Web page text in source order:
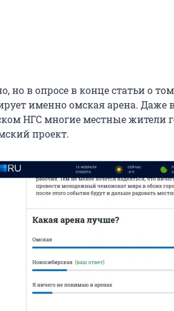
но в опросе в конце статьи о
именно омская арена. Даже
НГС многие местные жители
проект.